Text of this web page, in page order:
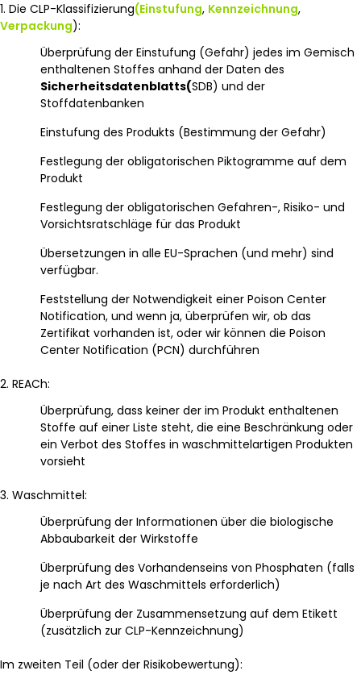
1. Die CLP-Klassifizierung(Einstufung, Kennzeichnung,
Verpackung):
Überprüfung der Einstufung (Gefahr) jedes im Gemisch
enthaltenen Stoffes anhand der Daten des
Sicherheitsdatenblatts(SDB) und der
Stoffdatenbanken
Einstufung des Produkts (Bestimmung der Gefahr)
Festlegung der obligatorischen Piktogramme auf dem
Produkt
Festlegung der obligatorischen Gefahren-, Risiko- und
Vorsichtsratschläge für das Produkt
Übersetzungen in alle EU-Sprachen (und mehr) sind
verfügbar.
Feststellung der Notwendigkeit einer Poison Center
Notification, und wenn ja, überprüfen wir, ob das
Zertifikat vorhanden ist, oder wir können die Poison
Center Notification (PCN) durchführen
2. REACh:
Überprüfung, dass keiner der im Produkt enthaltenen
Stoffe auf einer Liste steht, die eine Beschränkung oder
ein Verbot des Stoffes in waschmittelartigen Produkten
vorsieht
3. Waschmittel:
Überprüfung der Informationen über die biologische
Abbaubarkeit der Wirkstoffe
Überprüfung des Vorhandenseins von Phosphaten (falls
je nach Art des Waschmittels erforderlich)
Überprüfung der Zusammensetzung auf dem Etikett
(zusätzlich zur CLP-Kennzeichnung)
Im zweiten Teil (oder der Risikobewertung):